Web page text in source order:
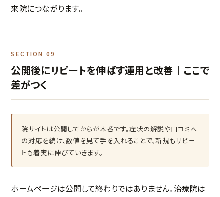
来院につながります。
SECTION 09
公開後にリピートを伸ばす運用と改善｜ここで
差がつく
院サイトは公開してからが本番です。症状の解説や口コミへ
の対応を続け、数値を見て手を入れることで、新規もリピー
トも着実に伸びていきます。
ホームページは公開して終わりではありません。治療院は